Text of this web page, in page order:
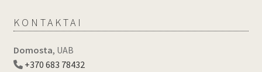
KONTAKTAI
Domosta, UAB
+370 683 78432